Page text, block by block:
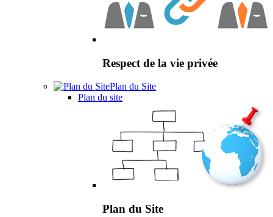
Respect de la vie privée
Plan du Site
Plan du site
Plan du Site